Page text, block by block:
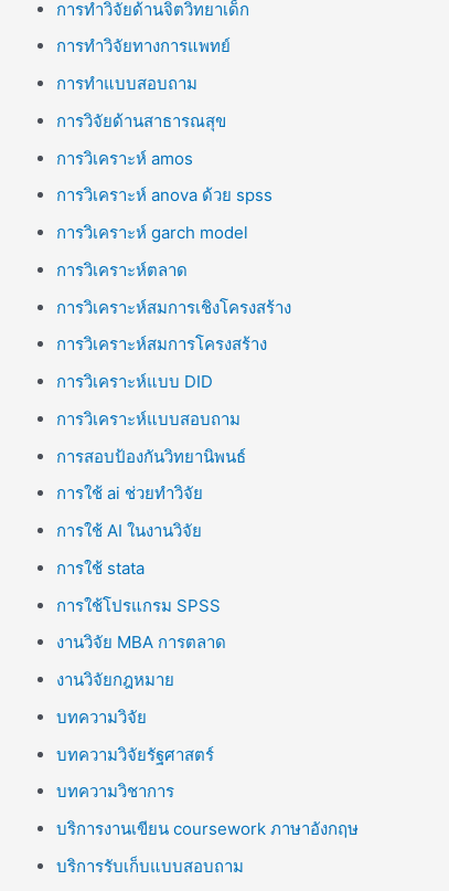
การทำวิจัยด้านจิตวิทยาเด็ก
การทำวิจัยทางการแพทย์
การทำแบบสอบถาม
การวิจัยด้านสาธารณสุข
การวิเคราะห์ amos
การวิเคราะห์ anova ด้วย spss
การวิเคราะห์ garch model
การวิเคราะห์ตลาด
การวิเคราะห์สมการเชิงโครงสร้าง
การวิเคราะห์สมการโครงสร้าง
การวิเคราะห์แบบ DID
การวิเคราะห์แบบสอบถาม
การสอบป้องกันวิทยานิพนธ์
การใช้ ai ช่วยทำวิจัย
การใช้ AI ในงานวิจัย
การใช้ stata
การใช้โปรแกรม SPSS
งานวิจัย MBA การตลาด
งานวิจัยกฎหมาย
บทความวิจัย
บทความวิจัยรัฐศาสตร์
บทความวิชาการ
บริการงานเขียน coursework ภาษาอังกฤษ
บริการรับเก็บแบบสอบถาม